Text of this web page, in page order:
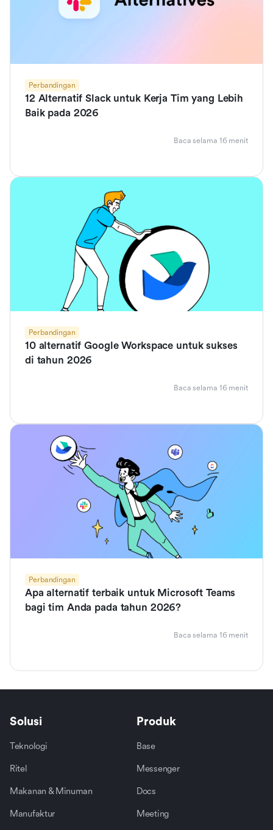
Perbandingan
12 Alternatif Slack untuk Kerja Tim yang Lebih
Baik pada 2026
Baca selama 16 menit
Perbandingan
10 alternatif Google Workspace untuk sukses
di tahun 2026
Baca selama 16 menit
Perbandingan
Apa alternatif terbaik untuk Microsoft Teams
bagi tim Anda pada tahun 2026?
Baca selama 16 menit
Solusi
Teknologi
Ritel
Makanan & Minuman
Manufaktur
Produk
Base
Messenger
Docs
Meeting